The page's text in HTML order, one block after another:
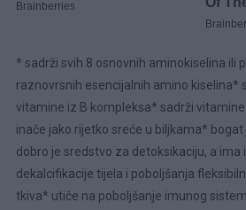
* sadrži svih 8 osnovnih aminokiselina ili
raznovrsnih­ esencijalnih amino kiselina*
vitamine iz B kompleksa* sadrži vitamine
inače jako rijetko sreće u biljkama*
dobro je sredstvo za detoksikaciju, a ima
dekalcifikacije tijela i poboljšanja
tkiva* utiče na poboljšanje imunog